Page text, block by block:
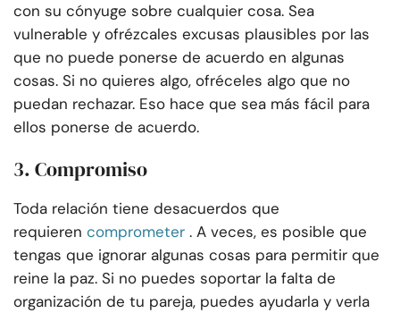
con su cónyuge sobre cualquier cosa. Sea
vulnerable y ofrézcales excusas plausibles por las
que no puede ponerse de acuerdo en algunas
cosas. Si no quieres algo, ofréceles algo que no
puedan rechazar. Eso hace que sea más fácil para
ellos ponerse de acuerdo.
3. Compromiso
Toda relación tiene desacuerdos que
requieren comprometer . A veces, es posible que
tengas que ignorar algunas cosas para permitir que
reine la paz. Si no puedes soportar la falta de
organización de tu pareja, puedes ayudarla y verla